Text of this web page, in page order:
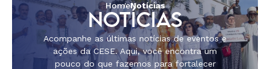
HomeNotícias
NOTÍCIAS
Acompanhe as últimas notícias de eventos e
ações da CESE. Aqui, você encontra um
pouco do que fazemos para fortalecer